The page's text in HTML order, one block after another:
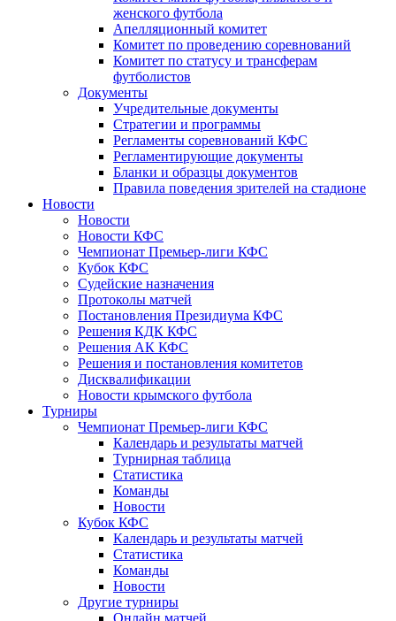
женского футбола
Апелляционный комитет
Комитет по проведению соревнований
Комитет по статусу и трансферам
футболистов
Документы
Учредительные документы
Стратегии и программы
Регламенты соревнований КФС
Регламентирующие документы
Бланки и образцы документов
Правила поведения зрителей на стадионе
Новости
Новости
Новости КФС
Чемпионат Премьер-лиги КФС
Кубок КФС
Судейские назначения
Протоколы матчей
Постановления Президиума КФС
Решения КДК КФС
Решения АК КФС
Решения и постановления комитетов
Дисквалификации
Новости крымского футбола
Турниры
Чемпионат Премьер-лиги КФС
Календарь и результаты матчей
Турнирная таблица
Статистика
Команды
Новости
Кубок КФС
Календарь и результаты матчей
Статистика
Команды
Новости
Другие турниры
Онлайн матчей